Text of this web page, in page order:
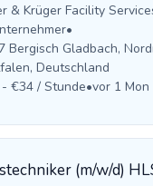
& Krüger Facility
•
Bergisch Gladbach,
Deutschland
€34 / Stunde•vor 1 Mon
(m/w/d)